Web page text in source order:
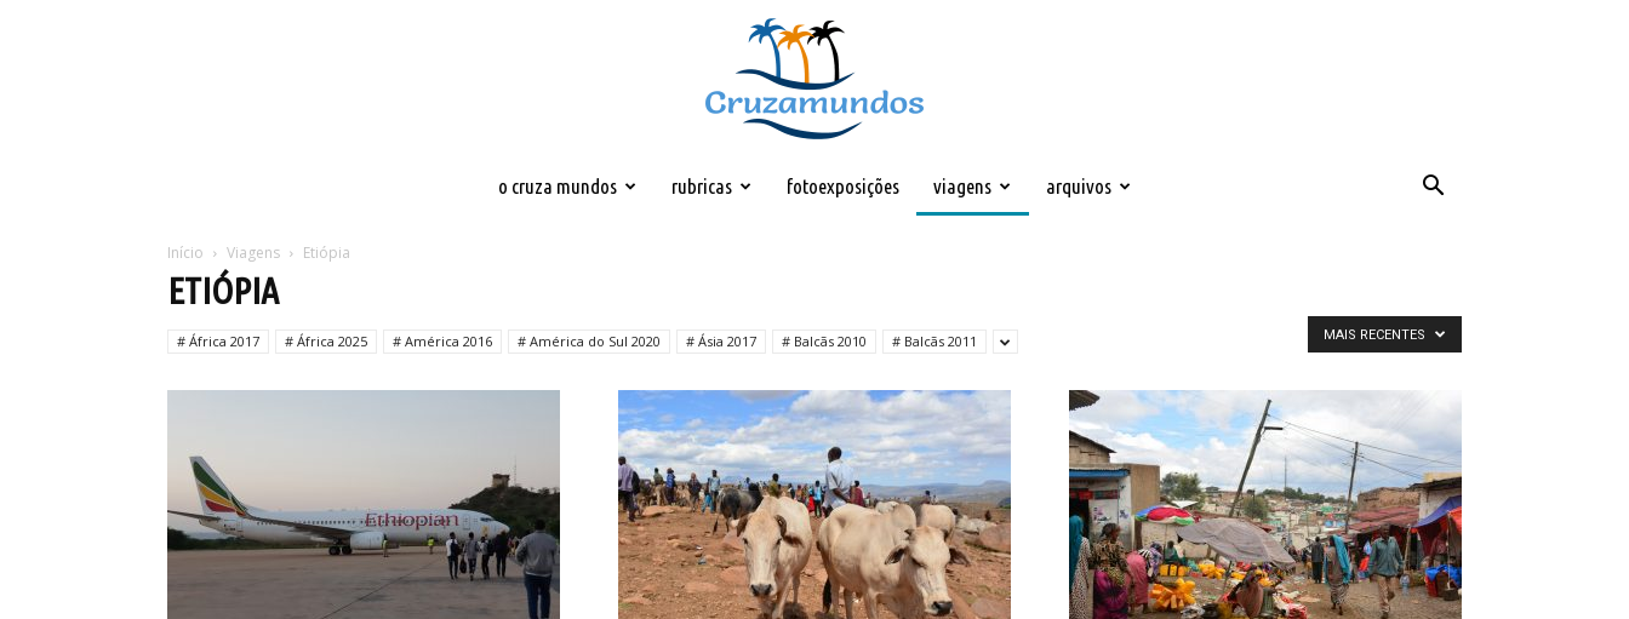
o cruza mundos rubricas fotoexposições viagens arquivos
Início Viagens Etiópia
ETIÓPIA
# África 2017 # África 2025 # América 2016 # América do Sul 2020 # Ásia 2017 # Balcãs 2010 # Balcãs 2011 MAIS RECENTES